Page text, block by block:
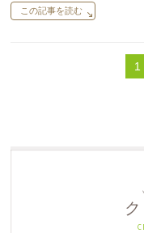
この記事を読む
1